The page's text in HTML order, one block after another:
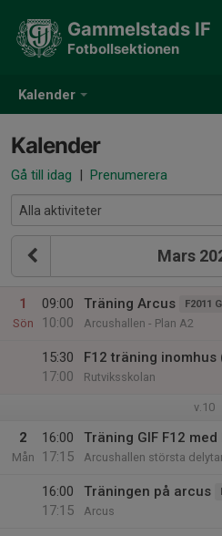
Kalender
Gammelstads IF
Fotbollsektionen
Kalender
Gå till idag | Prenumerera
Mars
1
Sön
09:00
10:00
Träning Arcus F2011
Arcushallen - Plan A2
15:30
17:00
F12 träning inomhus
Rutviksskolan
v.10
2
Mån
16:00
17:15
Träning GIF F12 med
Arcushallen största
16:00
17:15
Träningen på arcus
Arcus